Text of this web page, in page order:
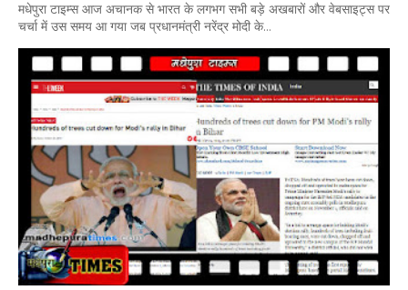
मधेपुरा टाइम्स आज अचानक से भारत के लगभग सभी बड़े अखबारों और वेबसाइट्स पर
चर्चा में उस समय आ गया जब प्रधानमंत्री नरेंद्र मोदी के...